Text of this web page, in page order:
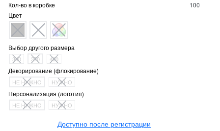
Кол-во в коробке
100
Цвет
Выбор другого размера
340 370 400
Декорирование (флокирование)
НЕ НУЖНО НУЖНО
Персонализация (логотип)
НЕ НУЖНО НУЖНО
Доступно после регистрации